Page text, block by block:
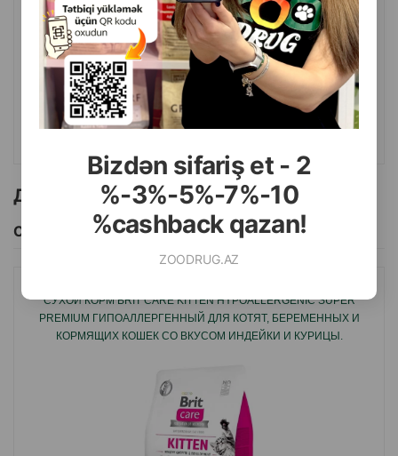
Bizdən sifariş et - 2
%-3%-5%-7%-10
%cashback qazan!
ZOODRUG.AZ
( Отзывы)
Масса Цена
Купить
1 шт
3.50
КУПИТЬ
Другие товоры бренда
Смотреть Все
СУХОЙ КОРМ BRIT CARE KITTEN HYPOALLERGENIC SUPER
PREMIUM ГИПОАЛЛЕРГЕННЫЙ ДЛЯ КОТЯТ, БЕРЕМЕННЫХ И
КОРМЯЩИХ КОШЕК CО ВКУСОМ ИНДЕЙКИ И КУРИЦЫ.